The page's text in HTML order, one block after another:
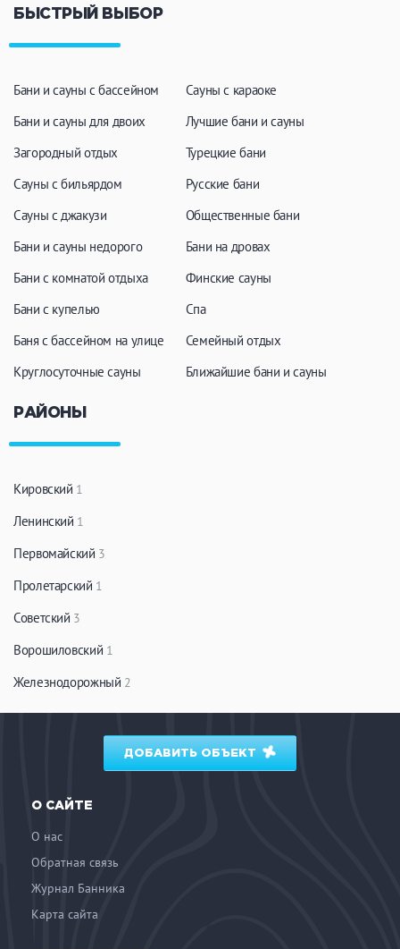
БЫСТРЫЙ ВЫБОР
Бани и сауны с бассейном
Бани и сауны для двоих
Загородный отдых
Сауны с бильярдом
Сауны с джакузи
Бани и сауны недорого
Бани с комнатой отдыха
Бани с купелью
Баня с бассейном на улице
Круглосуточные сауны
Сауны с караоке
Лучшие бани и сауны
Турецкие бани
Русские бани
Общественные бани
Бани на дровах
Финские сауны
Спа
Семейный отдых
Ближайшие бани и сауны
РАЙОНЫ
Кировский 1
Ленинский 1
Первомайский 3
Пролетарский 1
Советский 3
Ворошиловский 1
Железнодорожный 2
ДОБАВИТЬ ОБЪЕКТ
О САЙТЕ
О нас
Обратная связь
Журнал Банника
Карта сайта